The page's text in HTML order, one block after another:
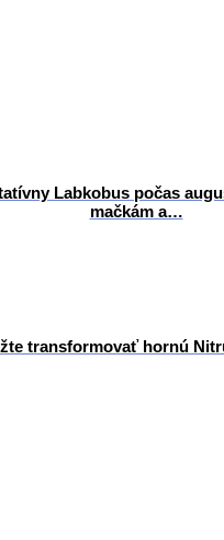
Labkobus počas
mačkám a…
transformovať hornú